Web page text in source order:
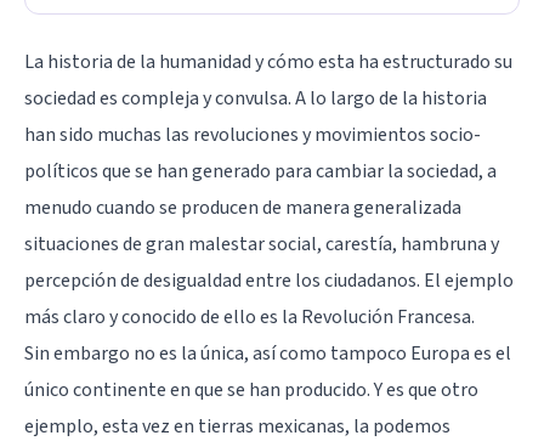
La historia de la humanidad y cómo esta ha estructurado su
sociedad es compleja y convulsa. A lo largo de la historia
han sido muchas las revoluciones y movimientos socio-
políticos que se han generado para cambiar la sociedad, a
menudo cuando se producen de manera generalizada
situaciones de gran malestar social, carestía, hambruna y
percepción de desigualdad entre los ciudadanos. El ejemplo
más claro y conocido de ello es la Revolución Francesa.
Sin embargo no es la única, así como tampoco Europa es el
único continente en que se han producido. Y es que otro
ejemplo, esta vez en tierras mexicanas, la podemos